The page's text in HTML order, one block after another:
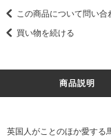
この商品について問い合
買い物を続ける
商品説明
英国人がことのほか愛する